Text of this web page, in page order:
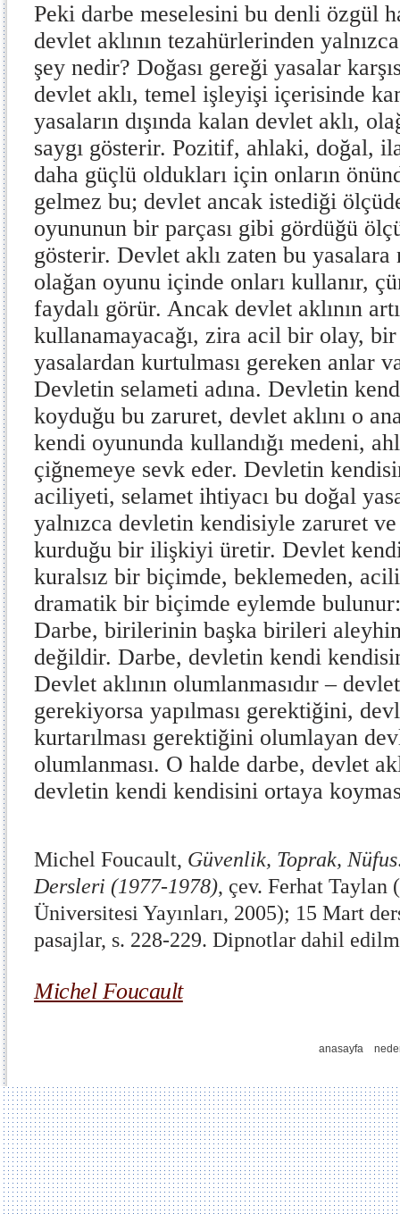
Peki darbe meselesini bu denli özgül
devlet aklının tezahürlerinden
şey nedir? Doğası gereği yasalar
devlet aklı, temel işleyişi içerisinde
yasaların dışında kalan devlet aklı,
saygı gösterir. Pozitif, ahlaki, doğal,
daha güçlü oldukları için onların
gelmez bu; devlet ancak istediği
oyununun bir parçası gibi gördüğü
gösterir. Devlet aklı zaten bu
olağan oyunu içinde onları kullanır,
faydalı görür. Ancak devlet aklının
kullanamayacağı, zira acil bir olay,
yasalardan kurtulması gereken anlar
Devletin selameti adına. Devletin
koyduğu bu zaruret, devlet aklını o
kendi oyununda kullandığı medeni,
çiğnemeye sevk eder. Devletin
aciliyeti, selamet ihtiyacı bu doğal
yalnızca devletin kendisiyle zaruret ve
kurduğu bir ilişkiyi üretir. Devlet
kuralsız bir biçimde, beklemeden,
dramatik bir biçimde eylemde
Darbe, birilerinin başka birileri
değildir. Darbe, devletin kendi
Devlet aklının olumlanmasıdır –
gerekiyorsa yapılması gerektiğini,
kurtarılması gerektiğini olumlayan
olumlanması. O halde darbe, devlet
devletin kendi kendisini ortaya
Michel Foucault, Güvenlik, Toprak,
Dersleri (1977-1978), çev. Ferhat
Üniversitesi Yayınları, 2005); 15 Mart
pasajlar, s. 228-229. Dipnotlar dahil
Michel Foucault
anasayfa